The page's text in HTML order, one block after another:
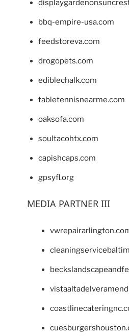
bbq-empire-usa.com
feedstoreva.com
drogopets.com
ediblechalk.com
tabletennisnearme.com
oaksofa.com
soultacohtx.com
capishcaps.com
gpsyfl.org
MEDIA PARTNER III